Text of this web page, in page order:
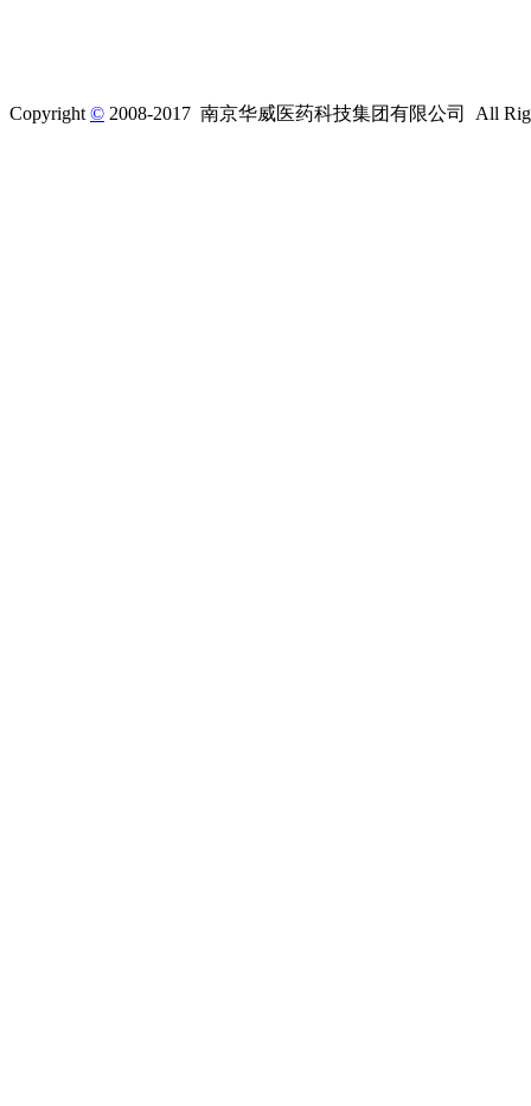
Copyright © 2008-2017 南京华威医药科技集团有限公司 All